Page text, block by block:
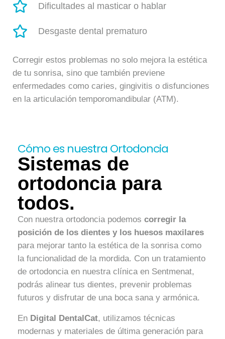
Dificultades al masticar o hablar
Desgaste dental prematuro
Corregir estos problemas no solo mejora la estética
de tu sonrisa, sino que también previene
enfermedades como caries, gingivitis o disfunciones
en la articulación temporomandibular (ATM).
Cómo es nuestra Ortodoncia
Sistemas de
ortodoncia para
todos.
Con nuestra ortodoncia podemos corregir la
posición de los dientes y los huesos maxilares
para mejorar tanto la estética de la sonrisa como
la funcionalidad de la mordida. Con un tratamiento
de ortodoncia en nuestra clínica en Sentmenat,
podrás alinear tus dientes, prevenir problemas
futuros y disfrutar de una boca sana y armónica.
En Digital DentalCat, utilizamos técnicas
modernas y materiales de última generación para